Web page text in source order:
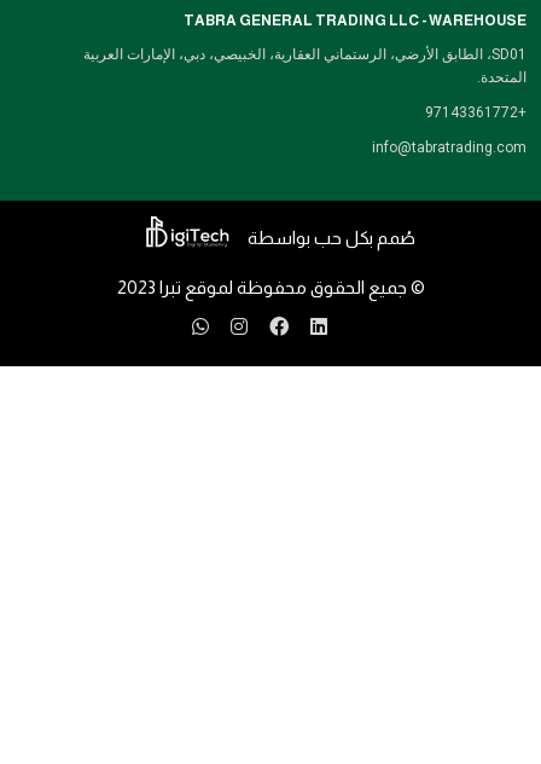
TABRA GENERAL TRADING LLC - WAREHOUSE
SD01، الطابق الأرضي، الرستماني العقارية، الخبيصي، دبي، الإمارات العربية
المتحدة.
+97143361772
info@tabratrading.com
صُمم بكل حب بواسطة
© جميع الحقوق محفوظة لموقع تبرا 2023